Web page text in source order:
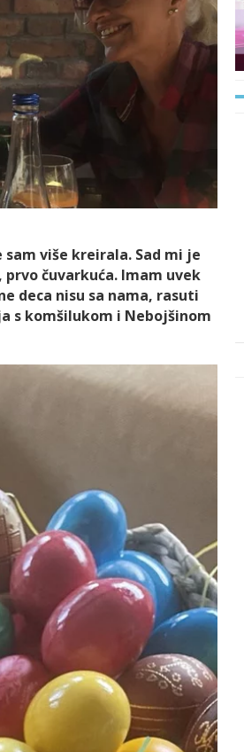
više kreirala. Sad mi je
čuvarkuća. Imam uvek
deca nisu sa nama, rasuti
s komšilukom i Nebojšinom